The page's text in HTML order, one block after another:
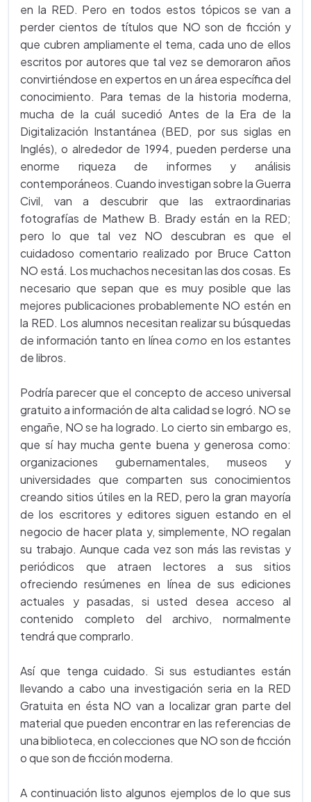
en la RED. Pero en todos estos tópicos se van a
perder cientos de títulos que NO son de ficción y
que cubren ampliamente el tema, cada uno de ellos
escritos por autores que tal vez se demoraron años
convirtiéndose en expertos en un área específica del
conocimiento. Para temas de la historia moderna,
mucha de la cuál sucedió Antes de la Era de la
Digitalización Instantánea (BED, por sus siglas en
Inglés), o alrededor de 1994, pueden perderse una
enorme riqueza de informes y análisis
contemporáneos. Cuando investigan sobre la Guerra
Civil, van a descubrir que las extraordinarias
fotografías de Mathew B. Brady están en la RED;
pero lo que tal vez NO descubran es que el
cuidadoso comentario realizado por Bruce Catton
NO está. Los muchachos necesitan las dos cosas. Es
necesario que sepan que es muy posible que las
mejores publicaciones probablemente NO estén en
la RED. Los alumnos necesitan realizar su búsquedas
de información tanto en línea como en los estantes
de libros.
Podría parecer que el concepto de acceso universal
gratuito a información de alta calidad se logró. NO se
engañe, NO se ha logrado. Lo cierto sin embargo es,
que sí hay mucha gente buena y generosa como:
organizaciones gubernamentales, museos y
universidades que comparten sus conocimientos
creando sitios útiles en la RED, pero la gran mayoría
de los escritores y editores siguen estando en el
negocio de hacer plata y, simplemente, NO regalan
su trabajo. Aunque cada vez son más las revistas y
periódicos que atraen lectores a sus sitios
ofreciendo resúmenes en línea de sus ediciones
actuales y pasadas, si usted desea acceso al
contenido completo del archivo, normalmente
tendrá que comprarlo.
Así que tenga cuidado. Si sus estudiantes están
llevando a cabo una investigación seria en la RED
Gratuita en ésta NO van a localizar gran parte del
material que pueden encontrar en las referencias de
una biblioteca, en colecciones que NO son de ficción
o que son de ficción moderna.
A continuación listo algunos ejemplos de lo que sus